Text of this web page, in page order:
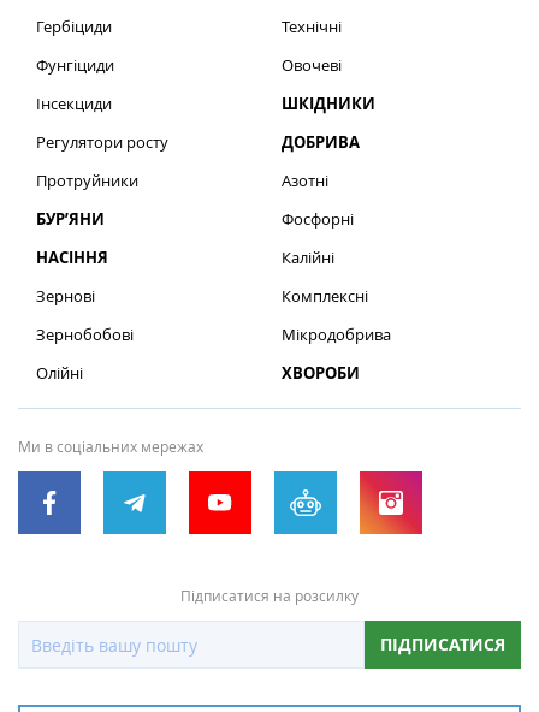
Гербіциди
Фунгіциди
Інсекциди
Регулятори росту
Протруйники
БУР’ЯНИ
НАСІННЯ
Зернові
Зернобобові
Олійні
Технічні
Овочеві
ШКІДНИКИ
ДОБРИВА
Азотні
Фосфорні
Калійні
Комплексні
Мікродобрива
ХВОРОБИ
Ми в соціальних мережах
Підписатися на розсилку
ПІДПИСАТИСЯ